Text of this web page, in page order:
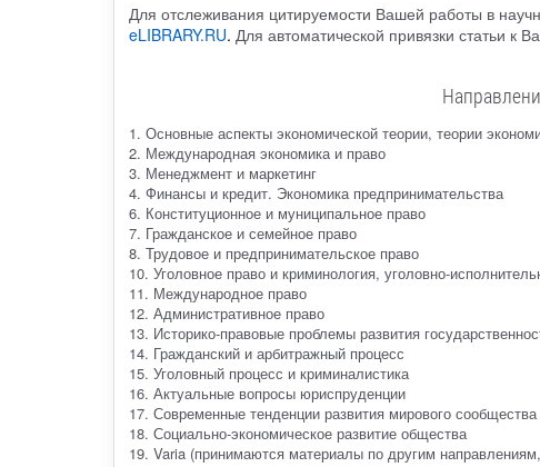
Для отслеживания цитируемости Вашей работы в
eLIBRARY.RU. Для автоматической привязки статьи
1. Основные аспекты экономической теории, теории
2. Международная экономика и право
3. Менеджмент и маркетинг
4. Финансы и кредит. Экономика предпринимательства
6. Конституционное и муниципальное право
7. Гражданское и семейное право
8. Трудовое и предпринимательское право
10. Уголовное право и криминология, уголовно-
11. Международное право
12. Административное право
13. Историко-правовые проблемы развития
14. Гражданский и арбитражный процесс
15. Уголовный процесс и криминалистика
16. Актуальные вопросы юриспруденции
17. Современные тенденции развития мирового сообщества
18. Социально-экономическое развитие общества
19. Varia (принимаются материалы по другим